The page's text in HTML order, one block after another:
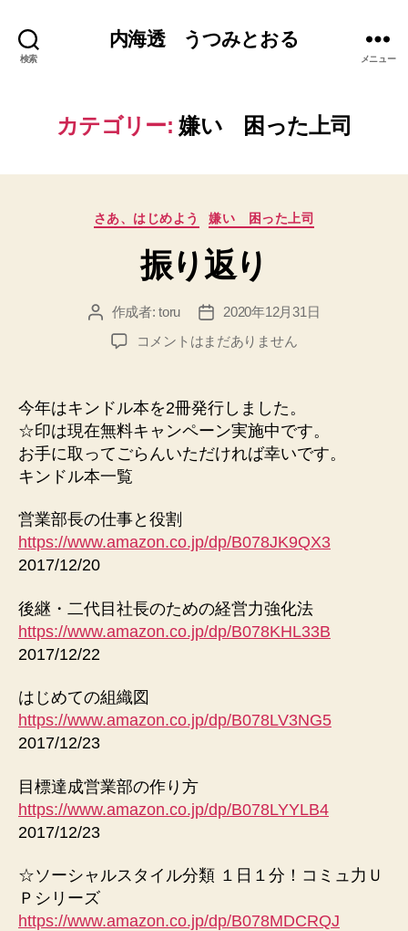
検索
内海透 うつみとおる
メニュー
カテゴリー: 嫌い 困った上司
カ
ゴ
リ
さあ、はじめよう 嫌い 困った上司
振り返り
投 作成者:toru
投
稿
日
2020年12月31日
振
り
へ
の
コメントはまだありません
今年はキンドル本を2冊発行しました。
☆印は現在無料キャンペーン実施中です。
お手に取ってごらんいただければ幸いです。
キンドル本一覧
営業部長の仕事と役割
https://www.amazon.co.jp/dp/B078JK9QX3
2017/12/20
後継・二代目社長のための経営力強化法
https://www.amazon.co.jp/dp/B078KHL33B
2017/12/22
はじめての組織図
https://www.amazon.co.jp/dp/B078LV3NG5
2017/12/23
目標達成営業部の作り方
https://www.amazon.co.jp/dp/B078LYYLB4
2017/12/23
☆ソーシャルスタイル分類 １日１分！コミュ力Ｕ
Ｐシリーズ
https://www.amazon.co.jp/dp/B078MDCRQJ